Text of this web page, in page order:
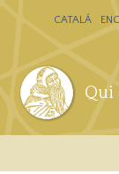
Salta al
Qui
CATALÁ